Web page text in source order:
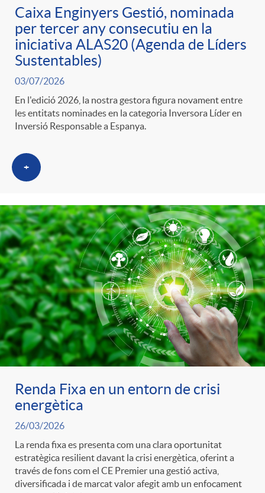
s
Caixa Enginyers Gestió, nominada
per tercer any consecutiu en la
iniciativa ALAS20 (Agenda de Líders
Sustentables)
03/07/2026
En l'edició 2026, la nostra gestora figura novament entre
les entitats nominades en la categoria Inversora Líder en
Inversió Responsable a Espanya.
+
Renda Fixa en un entorn de crisi
energètica
26/03/2026
La renda fixa es presenta com una clara oportunitat
estratègica resilient davant la crisi energètica, oferint a
través de fons com el CE Premier una gestió activa,
diversificada i de marcat valor afegit amb un enfocament